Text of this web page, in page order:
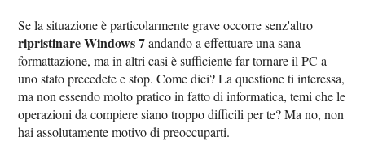
Se la situazione è particolarmente grave occorre senz'altro
ripristinare Windows 7andando a effettuare una sana
formattazione, ma in altri casi è sufficiente far tornare il PC a
uno stato precedete e stop. Come dici? La questione ti interessa,
ma non essendo molto pratico in fatto di informatica, temi che le
operazioni da compiere siano troppo difficili per te? Ma no, non
hai assolutamente motivo di preoccuparti.